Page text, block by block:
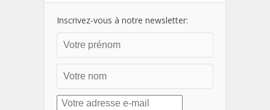
Inscrivez-vous à notre newsletter: